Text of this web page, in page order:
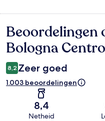
Beoordelingen
Beoordelingen
Bologna Centro
8,2 Zeer goed
1.003 beoordelingen
8,4
Netheid